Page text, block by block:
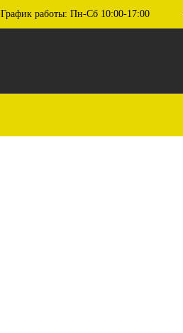
График работы: Пн-Сб 10:00-17:00